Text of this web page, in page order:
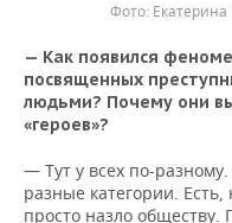
— Как появился
посвященных
людьми? Почему они
«героев»?
— Тут у всех по-
разные категории.
просто назло обществу.